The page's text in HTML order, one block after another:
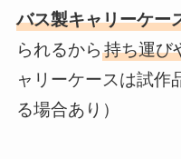
バス製キャリーケー
られるから 持ち運び
ャリーケースは試作
る場合あり）